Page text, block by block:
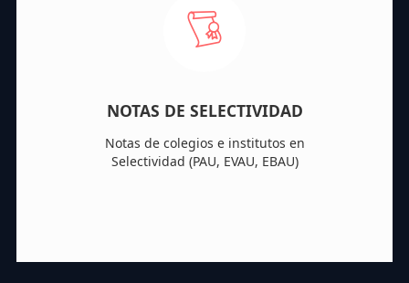
NOTAS DE SELECTIVIDAD
Notas de colegios e institutos en
Selectividad (PAU, EVAU, EBAU)